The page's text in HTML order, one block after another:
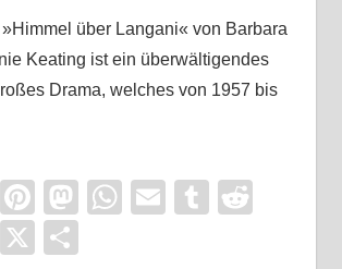
über Langani« von Barbara
Keating ist ein überwältigendes
Drama, welches von 1957 bis
TwitterPinterest
Mastodon
WhatsApp
EmailTumblr
Threads
X